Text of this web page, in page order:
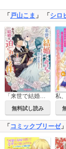
「戸山こま 」 「シロ
「来世で結婚してくれますか」と誓った部下が、現世では年上の騎士団長様になっていて、本当に結婚を迫られている件【単行本】
無料試し読み
「 コミックブリーゼ